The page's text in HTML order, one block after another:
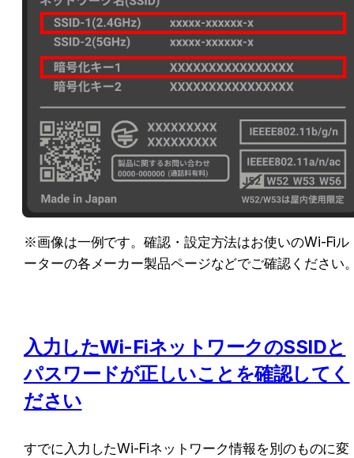
※画像は一例です。確認・設定方法はお使いのWi-Fiル
ーターの各メーカー製品ページなどでご確認ください
入力したWi-FiネットワークのSSIDと
パスワードが正しいことを確認してく
ださい
すでに入力したWi-Fiネットワーク情報を別のものに変